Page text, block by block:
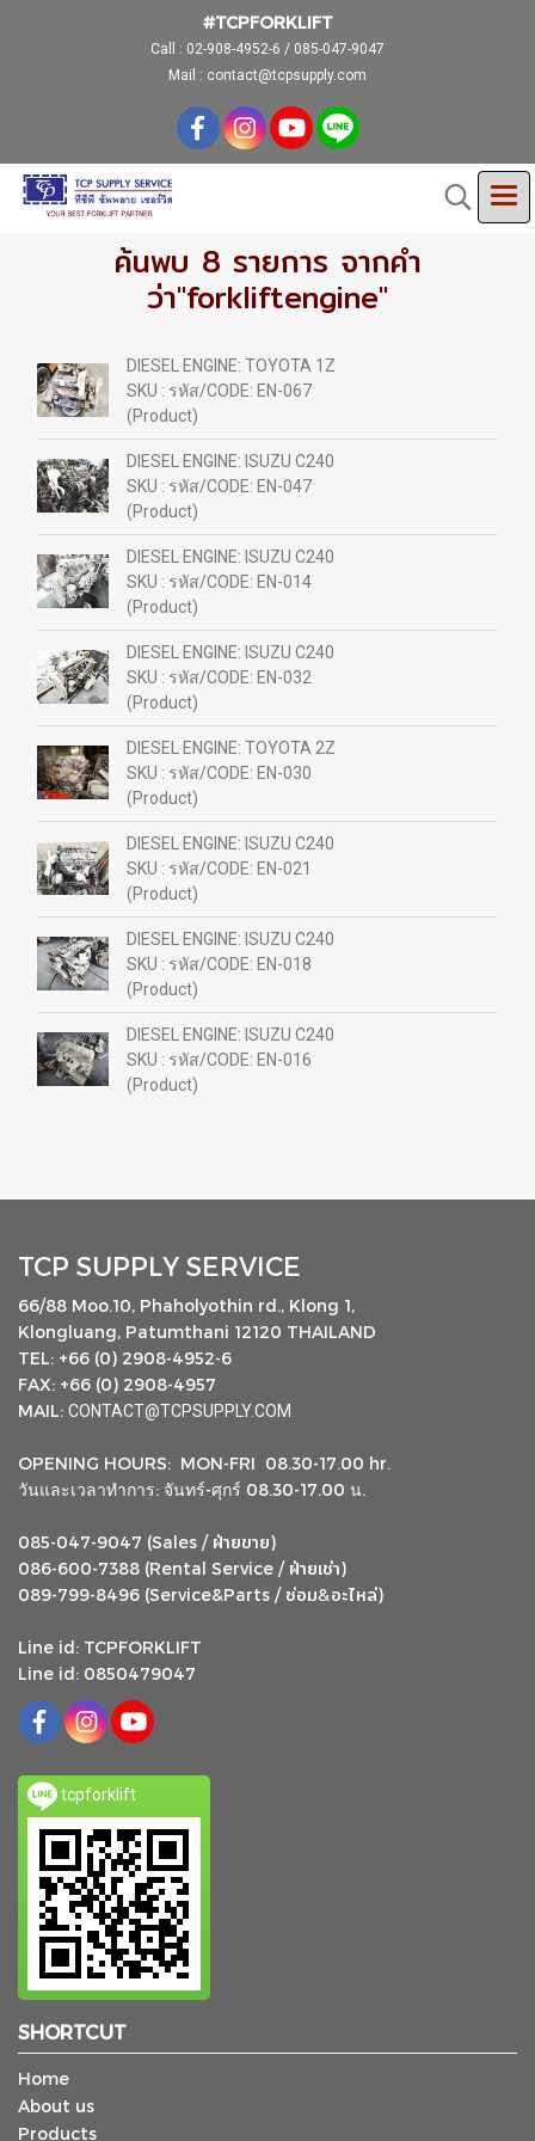
#TCPFORKLIFT
Call : 02-908-4952-6 / 085-047-9047
Mail : contact@tcpsupply.com
ค้นพบ 8 รายการ จากคำ
ว่า"forkliftengine"
DIESEL ENGINE: TOYOTA 1Z
SKU : รหัส/CODE: EN-067
(Product)
DIESEL ENGINE: ISUZU C240
SKU : รหัส/CODE: EN-047
(Product)
DIESEL ENGINE: ISUZU C240
SKU : รหัส/CODE: EN-014
(Product)
DIESEL ENGINE: ISUZU C240
SKU : รหัส/CODE: EN-032
(Product)
DIESEL ENGINE: TOYOTA 2Z
SKU : รหัส/CODE: EN-030
(Product)
DIESEL ENGINE: ISUZU C240
SKU : รหัส/CODE: EN-021
(Product)
DIESEL ENGINE: ISUZU C240
SKU : รหัส/CODE: EN-018
(Product)
DIESEL ENGINE: ISUZU C240
SKU : รหัส/CODE: EN-016
(Product)
TCP SUPPLY SERVICE
66/88 Moo.10, Phaholyothin rd., Klong 1,
Klongluang, Patumthani 12120 THAILAND
TEL: +66 (0) 2908-4952-6
FAX: +66 (0) 2908-4957
MAIL: CONTACT@TCPSUPPLY.COM
OPENING HOURS: MON-FRI 08.30-17.00 hr.
วันและเวลาทำการ: จันทร์-ศุกร์ 08.30-17.00 น.
085-047-9047 (Sales / ฝ่ายขาย)
086-600-7388 (Rental Service / ฝ่ายเช่า)
089-799-8496 (Service&Parts / ซ่อม&อะไหล่)
Line id: TCPFORKLIFT
Line id: 0850479047
tcpforklift
SHORTCUT
Home
About us
Products